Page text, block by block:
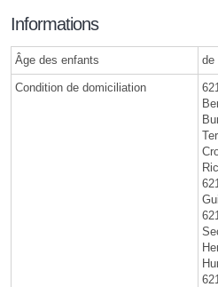
Informations
Âge des enfants de
Condition de domiciliation